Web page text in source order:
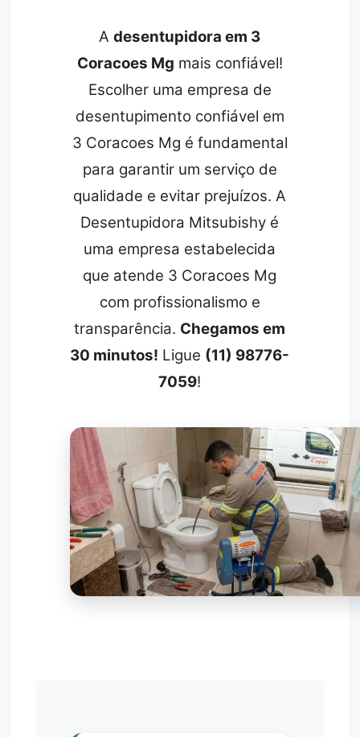
Adesentupidora em 3
Coracoes Mg mais confiável!
Escolher uma empresa de
desentupimento confiável em
3 Coracoes Mg é fundamental
para garantir um serviço de
qualidade e evitar prejuízos. A
Desentupidora Mitsubishy é
uma empresa estabelecida
que atende 3 Coracoes Mg
com profissionalismo e
transparência. Chegamos em
30 minutos! Ligue (11) 98776-
7059!